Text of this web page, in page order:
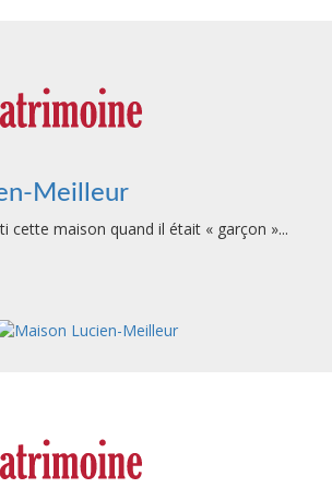
Meilleur
cette maison quand il était « garçon »...